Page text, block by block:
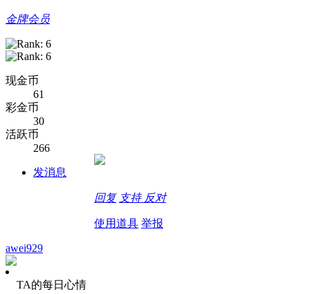
金牌会员
现金币
61
彩金币
30
活跃币
266
发消息
回复 支持 反对
使用道具 举报
awei929
TA的每日心情